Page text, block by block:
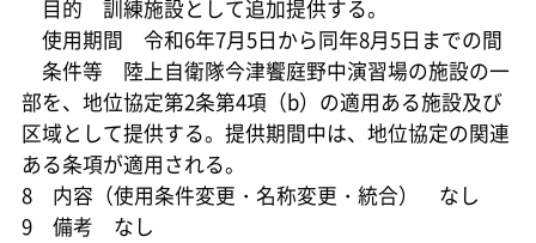
目的 訓練施設として追加提供する。
使用期間 令和6年7月5日から同年8月5日までの間
条件等 陸上自衛隊今津饗庭野中演習場の施設の一
部を、地位協定第2条第4項（b）の適用ある施設及び
区域として提供する。提供期間中は、地位協定の関連
ある条項が適用される。
8 内容（使用条件変更・名称変更・統合） なし
9 備考 なし